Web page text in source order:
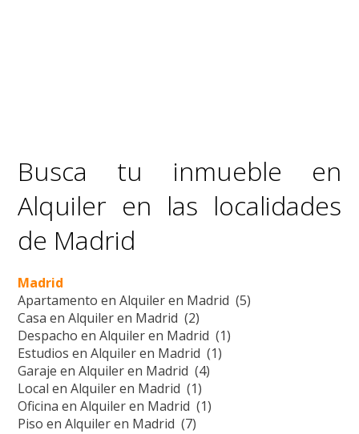
Busca tu inmueble en
Alquiler en las localidades
de Madrid
Madrid
Apartamento en Alquiler en Madrid (5)
Casa en Alquiler en Madrid (2)
Despacho en Alquiler en Madrid (1)
Estudios en Alquiler en Madrid (1)
Garaje en Alquiler en Madrid (4)
Local en Alquiler en Madrid (1)
Oficina en Alquiler en Madrid (1)
Piso en Alquiler en Madrid (7)